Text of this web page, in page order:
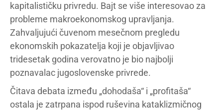
kapitalističku privredu. Bajt se više interesovao za
probleme makroekonomskog upravljanja.
Zahvaljujući čuvenom mesečnom pregledu
ekonomskih pokazatelja koji je objavljivao
tridesetak godina verovatno je bio najbolji
poznavalac jugoslovenske privrede.
Čitava debata između „dohodaša“ i „profitaša“
ostala je zatrpana ispod ruševina kataklizmičnog